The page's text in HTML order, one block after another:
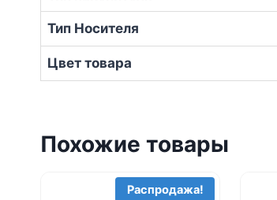
Тип Носителя
Цвет товара
Похожие товары
Распродажа!